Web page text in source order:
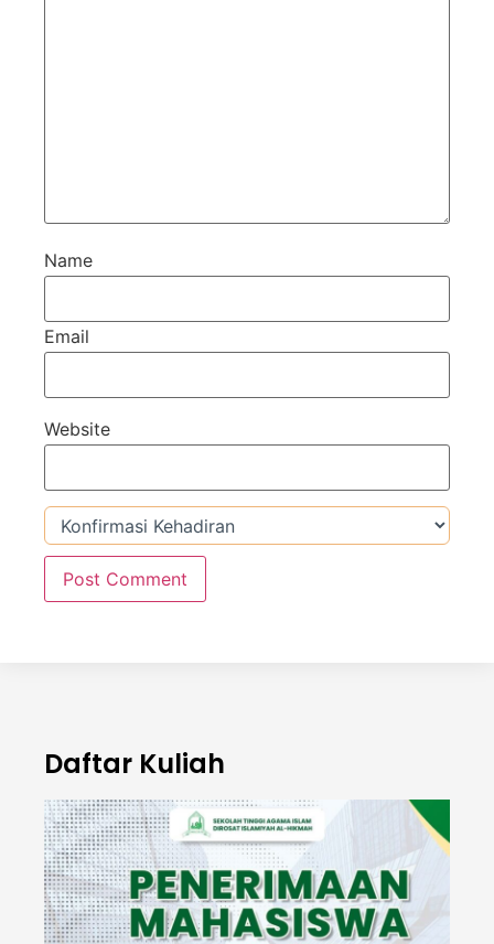
Name
Email
Website
Daftar Kuliah